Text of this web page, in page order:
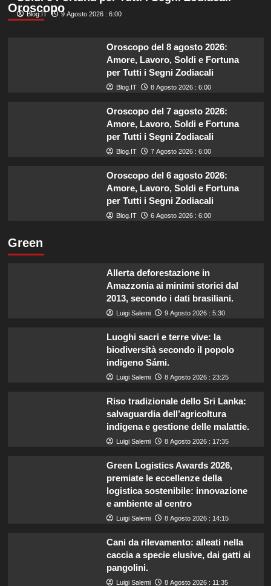
Oroscopo
Blog.IT 9 Agosto 2026 : 6:00
Oroscopo del 8 agosto 2026:
Amore, Lavoro, Soldi e Fortuna
per Tutti i Segni Zodiacali
Blog.IT 8 Agosto 2026 : 6:00
Oroscopo del 7 agosto 2026:
Amore, Lavoro, Soldi e Fortuna
per Tutti i Segni Zodiacali
Blog.IT 7 Agosto 2026 : 6:00
Oroscopo del 6 agosto 2026:
Amore, Lavoro, Soldi e Fortuna
per Tutti i Segni Zodiacali
Blog.IT 6 Agosto 2026 : 6:00
Green
Allerta deforestazione in
Amazzonia ai minimi storici dal
2013, secondo i dati brasiliani.
Luigi Salemi 9 Agosto 2026 : 5:30
Luoghi sacri e terre vive: la
biodiversità secondo il popolo
indigeno Sámi.
Luigi Salemi 8 Agosto 2026 : 23:25
Riso tradizionale dello Sri Lanka:
salvaguardia dell’agricoltura
indigena e gestione delle malattie.
Luigi Salemi 8 Agosto 2026 : 17:35
Green Logistics Awards 2026,
premiate le eccellenze della
logistica sostenibile: innovazione
e ambiente al centro
Luigi Salemi 8 Agosto 2026 : 14:15
Cani da rilevamento: alleati nella
caccia a specie elusive, dai gatti ai
pangolini.
Luigi Salemi 8 Agosto 2026 : 11:35